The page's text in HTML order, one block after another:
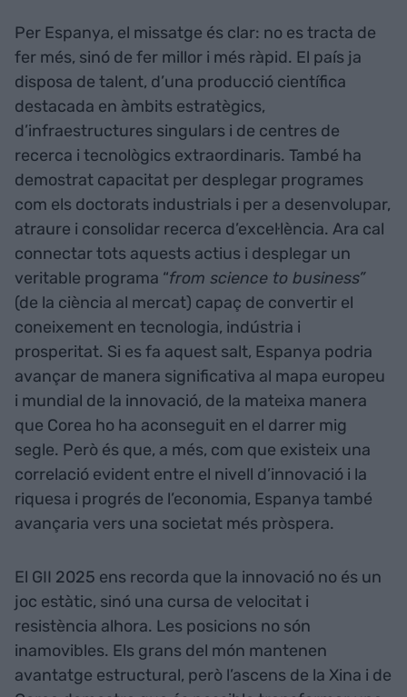
Per Espanya, el missatge és clar: no es tracta de
fer més, sinó de fer millor i més ràpid. El país ja
disposa de talent, d’una producció científica
destacada en àmbits estratègics,
d’infraestructures singulars i de centres de
recerca i tecnològics extraordinaris. També ha
demostrat capacitat per desplegar programes
com els doctorats industrials i per a desenvolupar,
atraure i consolidar recerca d’excel·lència. Ara cal
connectar tots aquests actius i desplegar un
veritable programa “from science to business”
(de la ciència al mercat) capaç de convertir el
coneixement en tecnologia, indústria i
prosperitat. Si es fa aquest salt, Espanya podria
avançar de manera significativa al mapa europeu
i mundial de la innovació, de la mateixa manera
que Corea ho ha aconseguit en el darrer mig
segle. Però és que, a més, com que existeix una
correlació evident entre el nivell d’innovació i la
riquesa i progrés de l’economia, Espanya també
avançaria vers una societat més pròspera.
El GII 2025 ens recorda que la innovació no és un
joc estàtic, sinó una cursa de velocitat i
resistència alhora. Les posicions no són
inamovibles. Els grans del món mantenen
avantatge estructural, però l’ascens de la Xina i de